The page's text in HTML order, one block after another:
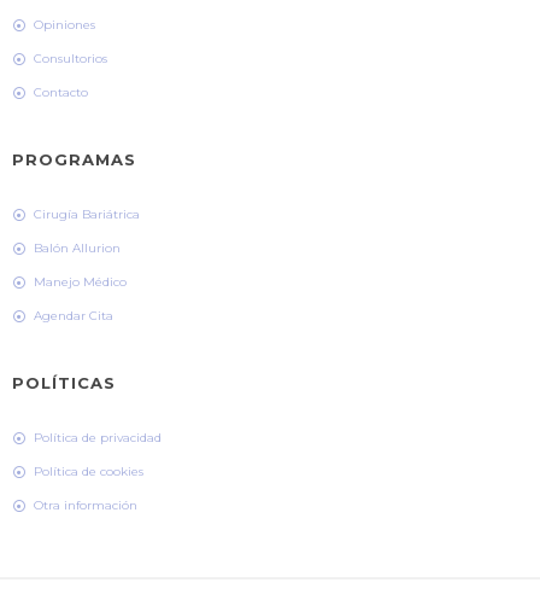
Opiniones
Consultorios
Contacto
PROGRAMAS
Cirugía Bariátrica
Balón Allurion
Manejo Médico
Agendar Cita
POLÍTICAS
Política de privacidad
Política de cookies
Otra información